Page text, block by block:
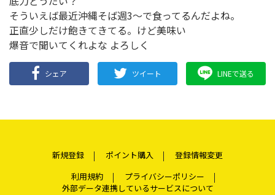
そういえば最近沖縄そば週3～で食ってるんだよね。
正直少しだけ飽きてきてる。けど美味い
爆音で聞いてくれよな よろしく
シェア ツイート LINEで送る
新規登録 ポイント購入
登録情報変更
利用規約
プライバシーポリシー
外部データ連携しているサービスについて